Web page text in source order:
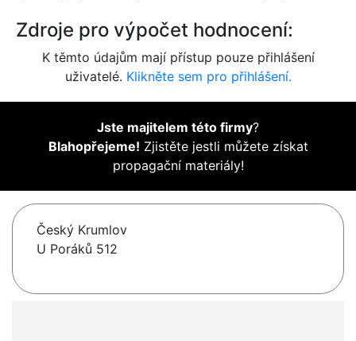
Zdroje pro výpočet hodnocení:
K těmto údajům mají přístup pouze přihlášení
uživatelé. Klikněte sem pro přihlášení.
Jste majitelem této firmy?
Blahopřejeme! Zjistěte jestli můžete získat
propagační materiály!
Český Krumlov
U Poráků 512